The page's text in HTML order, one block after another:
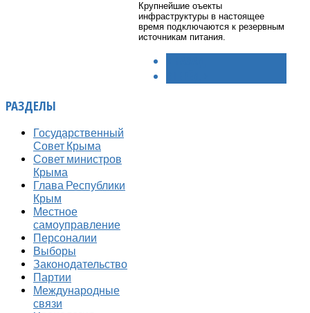
Крупнейшие оъекты
инфраструктуры в настоящее
время подключаются к резервным
источникам питания.
РАЗДЕЛЫ
Государственный
Совет Крыма
Совет министров
Крыма
Глава Республики
Крым
Местное
самоуправление
Персоналии
Выборы
Законодательство
Партии
Международные
связи